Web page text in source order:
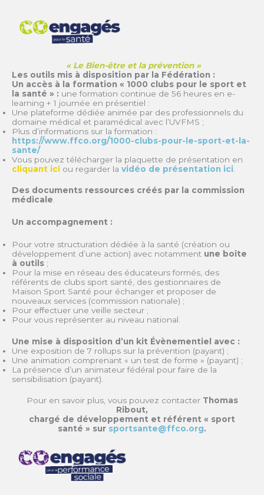
« Le Bien-être et la prévention »
Les outils mis à disposition par la Fédération :
Un accès à la formation « 1000 clubs pour le sport et
la santé » : une formation continue de 56 heures en e-
learning + 1 journée en présentiel :
Une plateforme dédiée animée par des professionnels du
domaine médical et paramédical avec l’UVFMS ;
Plus d’informations sur la formation :
https://www.ffco.org/1000-clubs-pour-le-sport-et-la-
sante/
Vous pouvez télécharger la plaquette de présentation en
cliquant ici ou regarder la vidéo de présentation ici
Des documents ressources créés par la commission
médicale.
Un accompagnement :
Pour votre structuration dédiée à la santé (création ou
développement d’une action) avec notamment une boîte
à outils ;
Pour la mise en réseau des éducateurs formés, des
référents de clubs sport santé, des gestionnaires de
Maison Sport Santé pour échanger et proposer de
nouveaux services (commission nationale) ;
Pour effectuer une veille secteur ;
Pour vous représenter au niveau national.
Une mise à disposition d’un kit Évènementiel avec :
Une exposition de 7 rollups sur la prévention (payant) ;
Une animation comprenant « un test de forme » (payant) ;
La présence d’un animateur fédéral pour faire de la
sensibilisation (payant).
Pour en savoir plus, vous pouvez contacter Thomas
Ribout,
chargé de développement et référent « sport
santé » sur sportsante@ffco.org.